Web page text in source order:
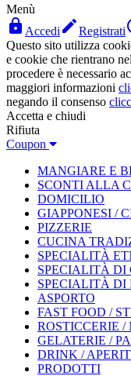
Menù
 Accedi Registrati
Questo sito utilizza
e cookie che rientrano
procedere è necessario
maggiori informazioni
negando il consenso
Accetta e chiudi
Rifiuta
Coupon
MANGIARE E
SCONTI ALLA
DOMICILIO
GIAPPONESI /
PIZZERIE
CUCINA
SPECIALITÀ
SPECIALITÀ DI
SPECIALITÀ DI
ASPORTO
FAST FOOD /
ROSTICCERIE
GELATERIE /
DRINK /
PRODOTTI